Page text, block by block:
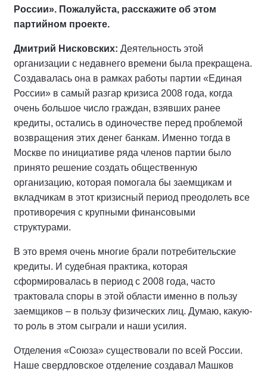
России». Пожалуйста, расскажите об этом
партийном проекте.
Дмитрий Нисковских: Деятельность этой
организации с недавнего времени была прекращена.
Создавалась она в рамках работы партии «Единая
России» в самый разгар кризиса 2008 года, когда
очень большое число граждан, взявших ранее
кредиты, остались в одиночестве перед проблемой
возвращения этих денег банкам. Именно тогда в
Москве по инициативе ряда членов партии было
принято решение создать общественную
организацию, которая помогала бы заемщикам и
вкладчикам в этот кризисный период преодолеть все
противоречия с крупными финансовыми
структурами.
В это время очень многие брали потребительские
кредиты. И судебная практика, которая
сформировалась в период с 2008 года, часто
трактовала споры в этой области именно в пользу
заемщиков – в пользу физических лиц. Думаю, какую-
то роль в этом сыграли и наши усилия.
Отделения «Союза» существовали по всей России.
Наше свердловское отделение создавал Машков